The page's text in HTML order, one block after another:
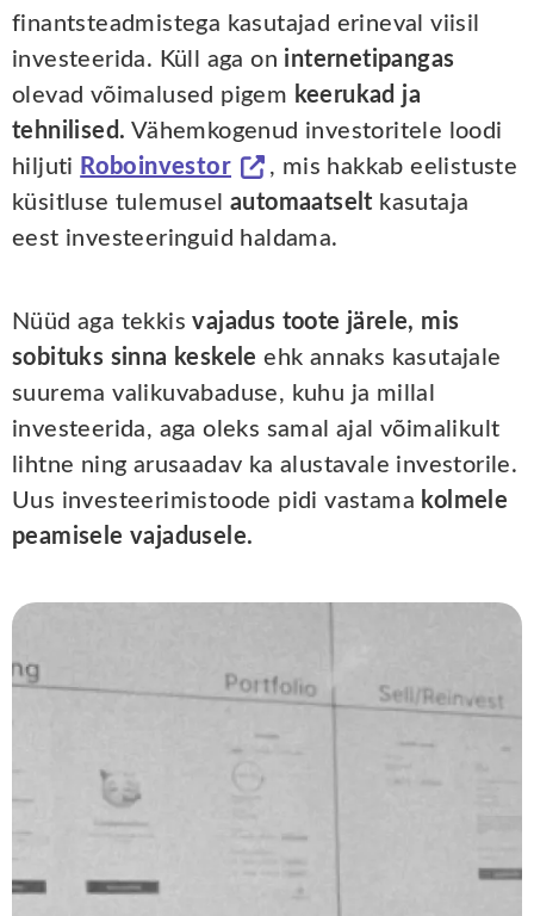
finantsteadmistega kasutajad erineval viisil
investeerida. Küll aga on internetipangas
olevad võimalused pigem keerukad ja
tehnilised. Vähemkogenud investoritele loodi
hiljuti Roboinvestor
, mis hakkab eelistuste
küsitluse tulemusel automaatselt kasutaja
eest investeeringuid haldama.
Nüüd aga tekkisvajadus toote järele, mis
sobituks sinna keskele ehk annaks kasutajale
suurema valikuvabaduse, kuhu ja millal
investeerida, aga oleks samal ajal võimalikult
lihtne ning arusaadav ka alustavale investorile.
Uus investeerimistoode pidi vastama kolmele
peamisele vajadusele.